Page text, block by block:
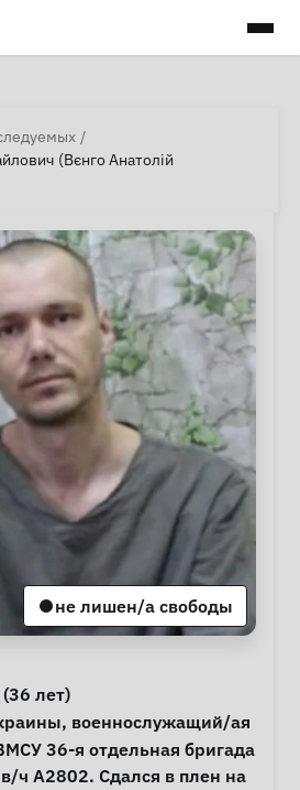
(Вєнго Анатолій
не лишен/а свободы
лет)
, военнослужащий/ая
ч А2802. Сдался в плен на